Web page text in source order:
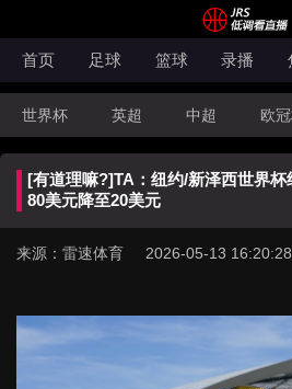
首页 足球 篮球 录播
世界杯 英超 中超 欧
韩K联 法甲 科索沃超
澳超 法罗超 日职联
[有道理嘛?]TA：纽约/新泽西世界
80美元降至20美元
来源：雷速体育 2026-05-13 16:20:28